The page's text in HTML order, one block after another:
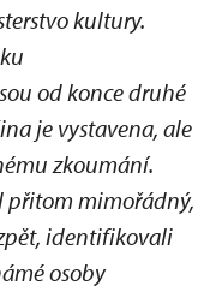
kultury.
od konce druhé
je vystavena, ale
zkoumání.
přitom mimořádný,
identifikovali
osoby